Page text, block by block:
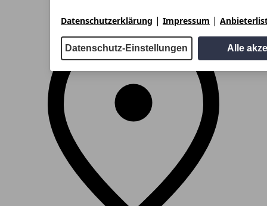
Datenschutzerklärung | Impressum |
Datenschutz-Einstellungen Alle